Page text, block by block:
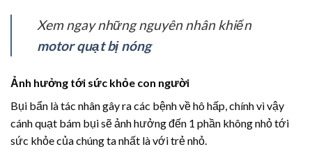
Xem ngay những nguyên nhân khiến
motor quạt bị nóng
Ảnh hưởng tới sức khỏe con người
Bụi bẩn là tác nhân gây ra các bệnh về hô hấp, chính vì vậy
cánh quạt bám bụi sẽ ảnh hưởng đến 1 phần không nhỏ tới
sức khỏe của chúng ta nhất là với trẻ nhỏ.